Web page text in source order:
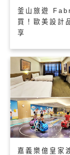
釜山旅遊
買！歐美設計
享
嘉義樂億皇家